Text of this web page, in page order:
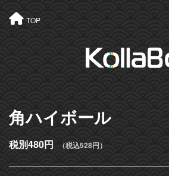
TOP
角ハイボール
税別480円 （税込528円）